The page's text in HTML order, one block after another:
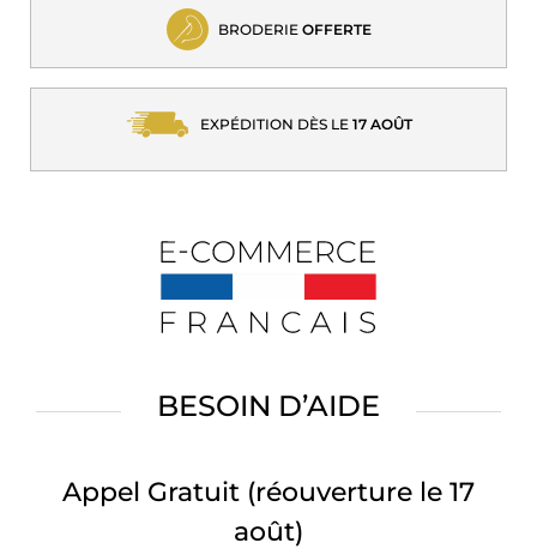
BRODERIE OFFERTE
EXPÉDITION DÈS LE 17 AOÛT
BESOIN D’AIDE
Appel Gratuit (réouverture le 17
août)